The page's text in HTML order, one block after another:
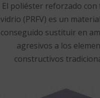
El poliéster reforzado con
vidrio (PRFV) es un
conseguido sustituir en
agresivos a los
constructivos